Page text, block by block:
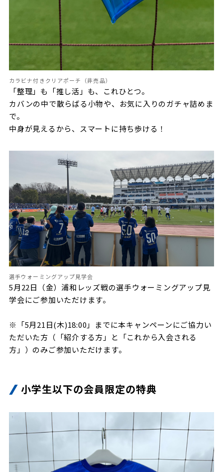
「整理」も「推し活」も、これひとつ。
カバンの中で散らばる小物や、お気に入りのガチャ詰めま
で。
中身が見えるから、スマートに持ち歩ける！
カラビナ付きクリアポーチ（非売品）
選手ウォーミングアップ見学会
5月22日（金）浦和レッズ戦の選手ウォーミングアップ見
学会にご参加いただけます。
※「5月21日(木)18:00」までに本キャンペーンにご協力い
ただいた方（「紹介する方」と「これから入会される
方」）のみご参加いただけます。
小学生以下の会員限定の特典